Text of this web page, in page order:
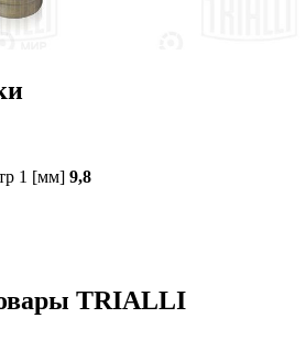
1 [мм] 9,8
TRIALLI